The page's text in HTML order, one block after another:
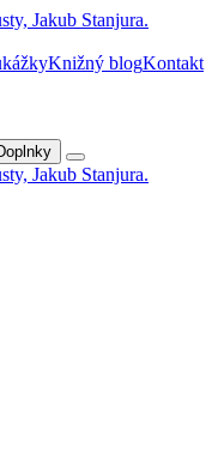
Knižný blogKontakt